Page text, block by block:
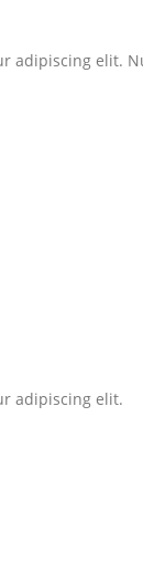
adipiscing elit.
adipiscing elit.